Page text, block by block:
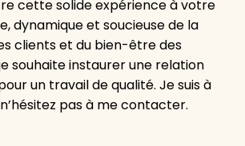
cette solide expérience à votre
dynamique et soucieuse de la
clients et du bien-être des
souhaite instaurer une relation
un travail de qualité. Je suis à
pas à me contacter.